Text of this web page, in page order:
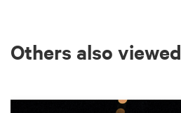
Others also viewed